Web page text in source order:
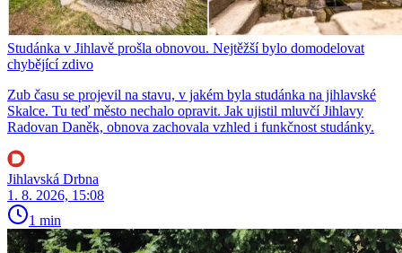
Studánka v Jihlavě prošla obnovou. Nejtěžší bylo domodelovat
chybějící zdivo
Zub času se projevil na stavu, v jakém byla studánka na jihlavské
Skalce. Tu teď město nechalo opravit. Jak ujistil mluvčí Jihlavy
Radovan Daněk, obnova zachovala vzhled i funkčnost studánky.
Jihlavská Drbna
1. 8. 2026, 15:08
1 min